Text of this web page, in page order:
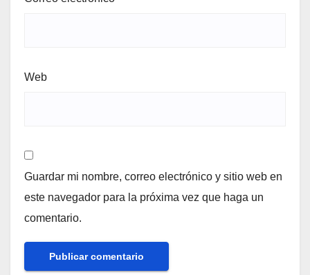
Web
Guardar mi nombre, correo electrónico y sitio web en
este navegador para la próxima vez que haga un
comentario.